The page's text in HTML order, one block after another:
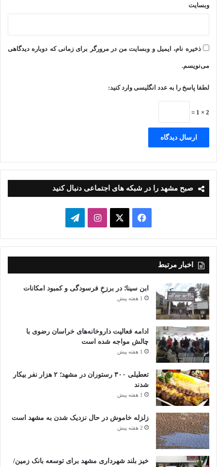
وبسایت
ذخیره نام، ایمیل و وبسایت من در مرورگر برای زمانی که دوباره دیدگاهی
می‌نویسم.
لطفا پاسخ را به عدد انگلیسی وارد کنید:
2 × 1 =
صبح مشهد را در شبکه های اجتماعی دنبال کنید
فیسبوک ایکساینستاگرامتلگرام
اخبار مرتبط
ابن سینا؛ در برزخِ فرسودگی و کمبود امکانات
1 هفته پیش
ادامه فعالیت داروخانه‌های خراسان رضوی با
چالش مواجه شده است
1 هفته پیش
تعطیلی ۳۰۰ رستوران در مشهد؛ ۲ هزار نفر بیکار
شدند
1 هفته پیش
زلزله خاموش در حال نزدیک شدن به مشهد است
2 هفته پیش
خیز بلند شهرداری مشهد برای توسعه بانک زمین/